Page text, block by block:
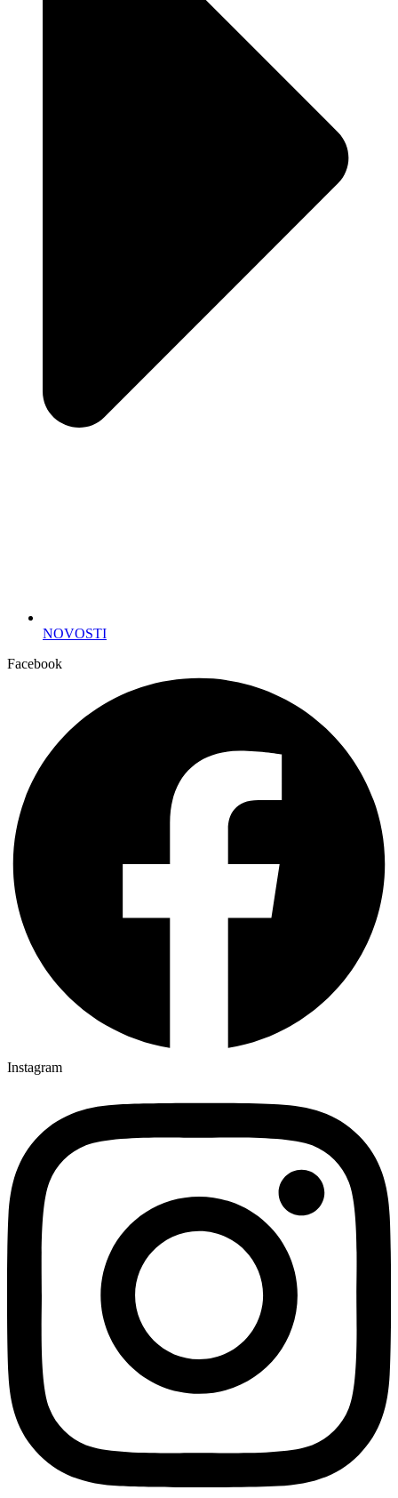
NOVOSTI
Facebook
Instagram